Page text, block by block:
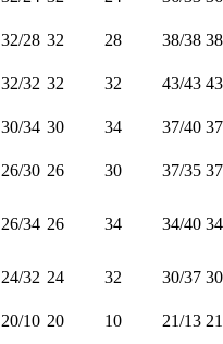
32/28 32 28 38/38 38
32/32 32 32 43/43 43
30/34 30 34 37/40 37
26/30 26 30 37/35 37
26/34 26 34 34/40 34
24/32 24 32 30/37 30
20/10 20 10 21/13 21